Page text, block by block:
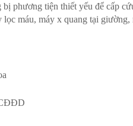
phương tiện thiết yếu để cấp
máu, máy x quang tại